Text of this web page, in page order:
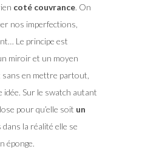
coté couvrance. On
nos imperfections,
Le principe est
miroir et un moyen
sans en mettre partout,
idée. Sur le swatch autant
pour qu’elle soit un
dans la réalité elle se
éponge.